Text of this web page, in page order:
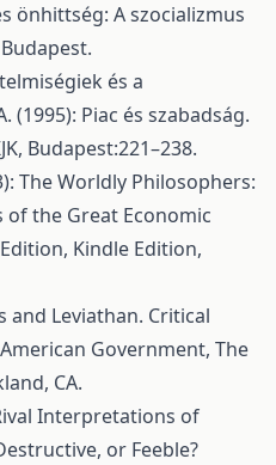
önhittség: A szocializmus
és a
(1995): Piac és szabadság.
Budapest:221–238.
The Worldly Philosophers:
of the Great Economic
Kindle Edition,
and Leviathan. Critical
Government, The
CA.
Interpretations of
or Feeble?